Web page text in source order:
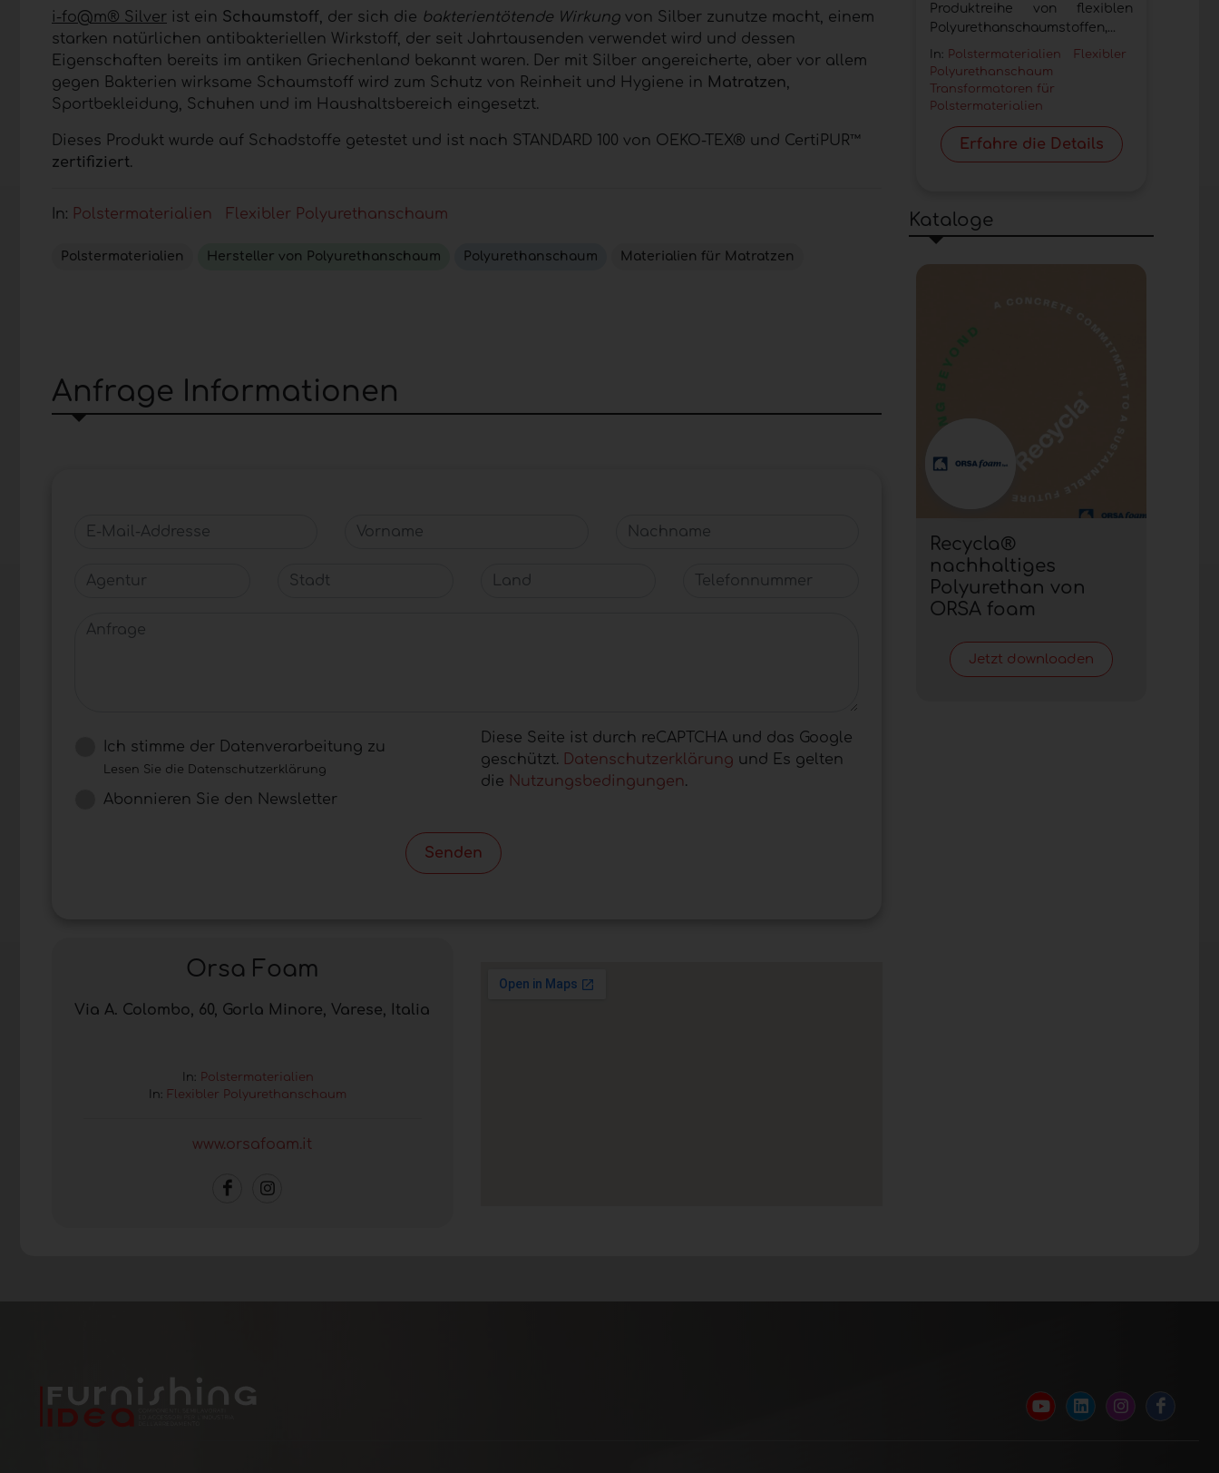
i-fo@m® Silver ist ein Schaumstoff, der sich die bakterientötende Wirkung von Silber zunutze macht, einem
starken natürlichen antibakteriellen Wirkstoff, der seit Jahrtausenden verwendet wird und dessen
Eigenschaften bereits im antiken Griechenland bekannt waren. Der mit Silber angereicherte, aber vor allem
gegen Bakterien wirksame Schaumstoff wird zum Schutz von Reinheit und Hygiene in Matratzen,
Sportbekleidung, Schuhen und im Haushaltsbereich eingesetzt.
Dieses Produkt wurde auf Schadstoffe getestet und ist nach STANDARD 100 von OEKO-TEX® und CertiPUR™
zertifiziert.
In: Polstermaterialien Flexibler Polyurethanschaum
Polstermaterialien Hersteller von Polyurethanschaum Polyurethanschaum Materialien für Matratzen
Anfrage Informationen
E-Mail-Addresse Vorname Nachname
Agentur Stadt Land Telefonnummer
Anfrage
Ich stimme der Datenverarbeitung zu
Lesen Sie die Datenschutzerklärung
Abonnieren Sie den Newsletter
Diese Seite ist durch reCAPTCHA und das Google
geschützt. Datenschutzerklärung und Es gelten
die Nutzungsbedingungen.
Senden
Orsa Foam
Via A. Colombo, 60, Gorla Minore, Varese, Italia
In: Polstermaterialien
In: Flexibler Polyurethanschaum
www.orsafoam.it
Produktreihe von flexiblen
Polyurethanschaumstoffen,...
In: Polstermaterialien
Flexibler
Polyurethanschaum
Transformatoren für
Polstermaterialien
Erfahre die Details
Kataloge
Recycla®
nachhaltiges
Polyurethan von
ORSA foam
Jetzt downloaden